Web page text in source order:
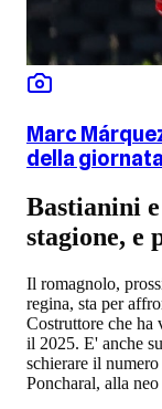
Marc
della giornata
Bastianini
stagione, e
Il romagnolo,
regina, sta per
Costruttore che
il 2025. E' anche
schierare il
Poncharal, alla